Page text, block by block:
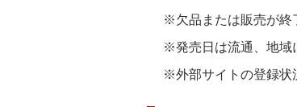
※欠品または販売が終
※発売日は流通、地域
※外部サイトの登録状